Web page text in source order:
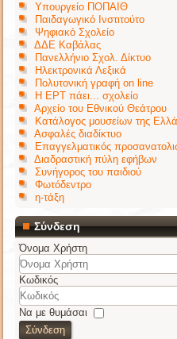
Υπουργείο ΠΟΠΑΙΘ
Παιδαγωγικό Ινστιτούτο
Ψηφιακό Σχολείο
ΔΔΕ Καβάλας
Πανελλήνιο Σχολ. Δίκτυο
Ηλεκτρονικά Λεξικά
Πολυτονική γραφή on line
Η ΕΡΤ πάει... σχολείο
Αρχείο του Εθνικού Θεάτρου
Κατάλογος μουσείων της
Ασφαλές διαδίκτυο
Επαγγελματικός
Διαδραστική πύλη εφήβων
Συνήγορος του παιδιού
Φωτόδεντρο
η-τάξη
Σύνδεση
Όνομα Χρήστη
Κωδικός
Να με θυμάσαι
Σύνδεση